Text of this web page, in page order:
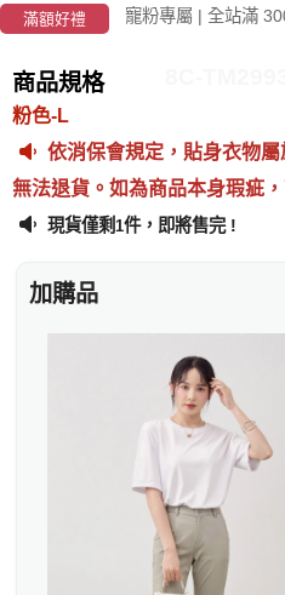
滿額好禮 寵粉專屬 | 全站滿
商品規格
粉色-L
依消保會規定，貼身衣物
無法退貨。如為商品本身瑕疵
現貨僅剩1件，即將售完 !
加購品